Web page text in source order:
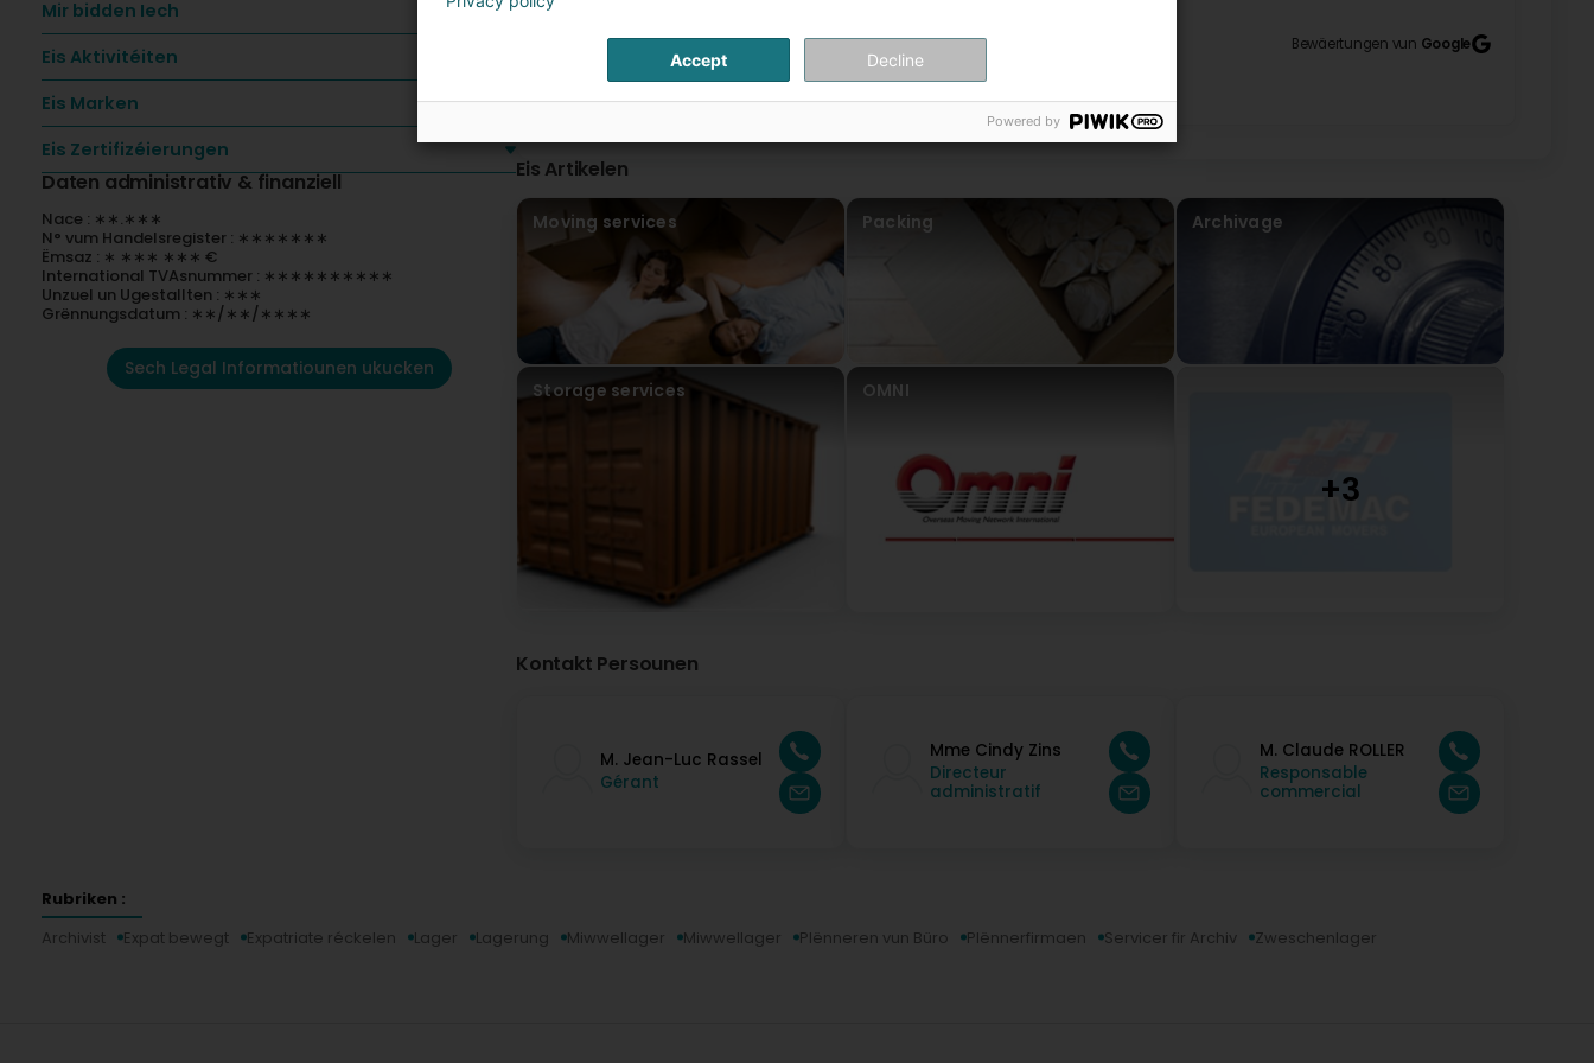
Mir bidden Iech
Eis Aktivitéiten
Eis Marken
Eis Zertifizéierungen
Daten administrativ & finanziell
Nace : ∗∗.∗∗∗
N° vum Handelsregister : ∗∗∗∗∗∗∗
Ëmsaz : ∗ ∗∗∗ ∗∗∗ €
International TVAsnummer : ∗∗∗∗∗∗∗∗∗∗
Unzuel un Ugestallten : ∗∗∗
Grënnungsdatum : ∗∗/∗∗/∗∗∗∗
Sech Legal Informatiounen ukucken
Sabrina Cotterchio
(Translated by Google) Because a new seating area was being delivered, I had to get rid of my old living room
furniture in a hurry. Allied was so flexible and friendly; everything went smoothly. (Original) Wegen lieferung
neuer Sitzecke musste ich auf die schnelle meine alte Wohnzimmergarnitur rausbekommen. Allied war so
flexibel und freundlich , alles hat Problemlos geklappt .
AMSL - All Moving Services Luxembourg
Virun 2 Joer(en)
Merci beaucoup pour votre message et pour vos photos Sabrina. Nous restons à votre disposition pour
de futurs projets de déménagement. Allied Moving Services
Medinger Theo
AMSL - All Moving Services Luxembourg
Bewäertungen vun Google
Eis Artikelen
Moving services Packing Archivage
Storage services OMNI
Kontakt Persounen
M. Jean-Luc Rassel
Gérant
Mme Cindy Zins
Directeur
administratif
M. Claude ROLLER
Responsable
commercial
Rubriken :
Archivist
Expat bewegt Expatriate réckelen Lager Lagerung Miwwellager Miwwellager Plënneren vun Büro Plënnerfirmaen Servicer fir Archiv Zweschenlager
Accept Decline
Powered by